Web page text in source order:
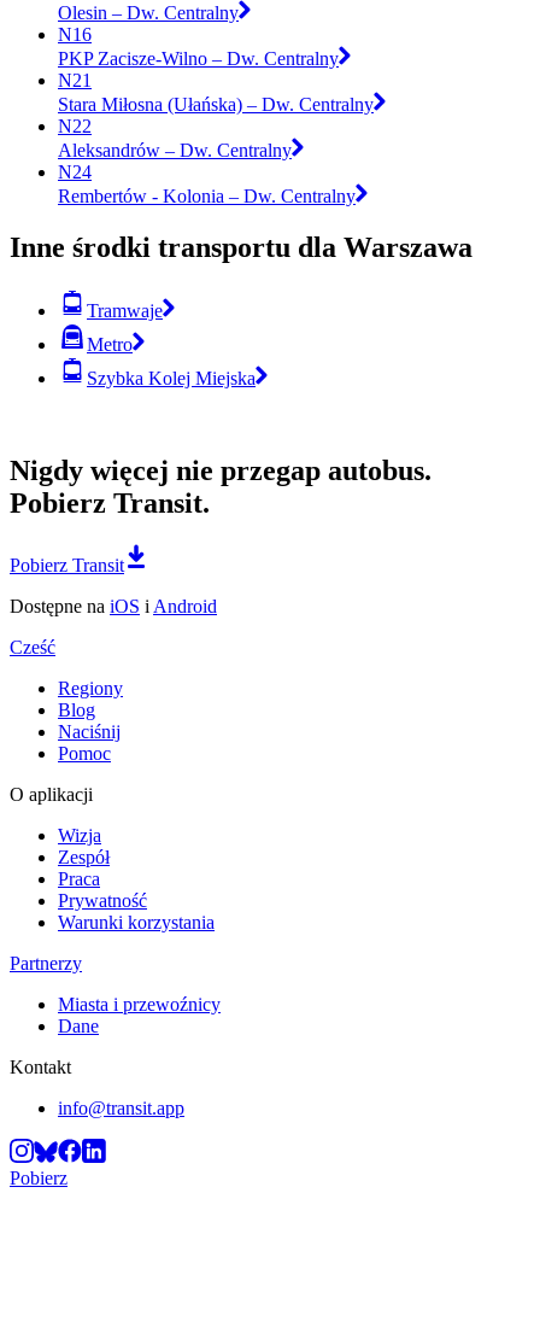
Olesin – Dw. Centralny
N16
PKP Zacisze-Wilno – Dw. Centralny
N21
Stara Miłosna (Ułańska) – Dw. Centralny
N22
Aleksandrów – Dw. Centralny
N24
Rembertów - Kolonia – Dw. Centralny
Inne środki transportu dla Warszawa
Tramwaje
Metro
Szybka Kolej Miejska
Nigdy więcej nie przegap autobus.
Pobierz Transit.
Pobierz Transit
Dostępne na iOS iAndroid
Cześć
Regiony
Blog
Naciśnij
Pomoc
O aplikacji
Wizja
Zespół
Praca
Prywatność
Warunki korzystania
Partnerzy
Miasta i przewoźnicy
Dane
Kontakt
info@transit.app
Pobierz